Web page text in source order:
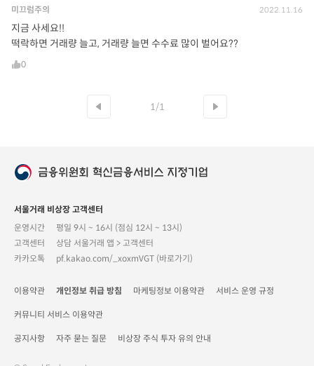
미끄럼주의 2022.11.16
지금 사세요!!
떡락하면 거래량 늘고, 거래량 늘면 수수료 많이 벌어요??
0
1/1
서울거래 비상장 고객센터
운영시간
평일 9시 ~ 16시 (점심 12시 ~ 13시)
고객센터
상담 서울거래 앱 > 고객센터
카카오톡
pf.kakao.com/_xoxmVGT (바로가기)
이용약관 개인정보 취급 방침 마케팅정보 이용약관 서비스 운영 규정
커뮤니티 서비스 이용약관
공지사항 자주 묻는 질문 비상장 주식 투자 유의 안내